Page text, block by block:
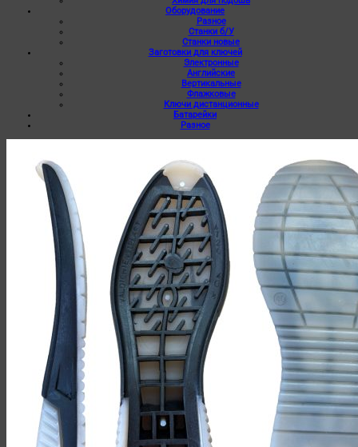
Оборудование
Разное
Станки б/У
Станки новые
Заготовки для ключей
Электронные
Английские
Вертикальные
Флажковые
Ключи дистанционные
Батарейки
Разное